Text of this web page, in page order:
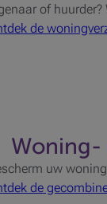
of
de
Woning-
uw
de